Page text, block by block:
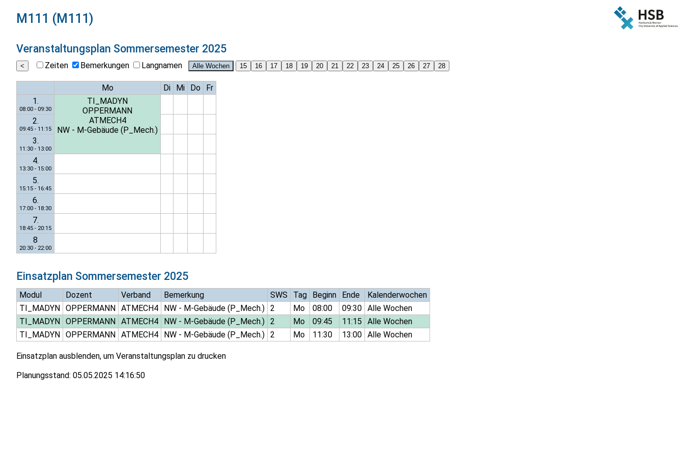
M111 (M111)
Veranstaltungsplan Sommersemester 2025
Zeiten Bemerkungen Langnamen
Mo Di Mi Do
Fr
1.
08:00 - 09:30
TI_MADYN
OPPERMANN
ATMECH4
NW - M-Gebäude (P_Mech.)
2.
09:45 - 11:15
3.
11:30 - 13:00
4.
13:30 - 15:00
5.
15:15 - 16:45
6.
17:00 - 18:30
7.
18:45 - 20:15
8
20:30 - 22:00
Einsatzplan Sommersemester 2025
Modul Dozent Verband Bemerkung SWS Tag Beginn Ende
Kalenderwochen
TI_MADYN OPPERMANN ATMECH4 NW - M-Gebäude (P_Mech.) 2 Mo 08:00 09:30 Alle Wochen
TI_MADYN OPPERMANN ATMECH4 NW - M-Gebäude (P_Mech.) 2 Mo 09:45 11:15
Alle Wochen
TI_MADYN OPPERMANN ATMECH4 NW - M-Gebäude (P_Mech.) 2 Mo 11:30 13:00 Alle Wochen
Einsatzplan ausblenden, um Veranstaltungsplan zu drucken
Planungsstand: 05.05.2025 14:16:50